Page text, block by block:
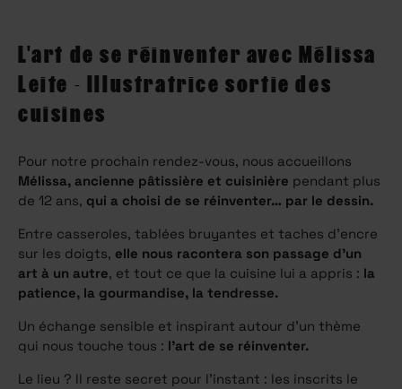
L'art de se réinventer avec Mélissa
Leite - Illustratrice sortie des
cuisines
Pour notre prochain rendez-vous, nous accueillons
Mélissa, ancienne pâtissière et cuisinière pendant plus
de 12 ans, qui a choisi de se réinventer… par le dessin.
Entre casseroles, tablées bruyantes et taches d’encre
sur les doigts, elle nous racontera son passage d’un
art à un autre, et tout ce que la cuisine lui a appris : la
patience, la gourmandise, la tendresse.
Un échange sensible et inspirant autour d’un thème
qui nous touche tous : l’art de se réinventer.
Le lieu ? Il reste secret pour l’instant : les inscrits le